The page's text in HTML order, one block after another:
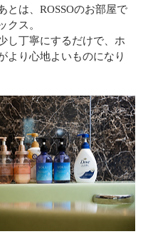
とは、ROSSOのお部屋で
クス。
し丁寧にするだけで、ホ
より心地よいものになり